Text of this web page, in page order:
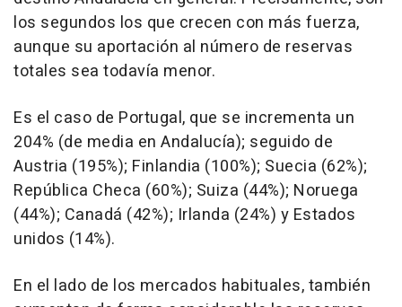
los segundos los que crecen con más fuerza,
aunque su aportación al número de reservas
totales sea todavía menor.
Es el caso de Portugal, que se incrementa un
204% (de media en Andalucía); seguido de
Austria (195%); Finlandia (100%); Suecia (62%);
República Checa (60%); Suiza (44%); Noruega
(44%); Canadá (42%); Irlanda (24%) y Estados
unidos (14%).
En el lado de los mercados habituales, también